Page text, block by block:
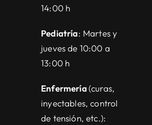
14:00 h
Pediatría: Martes y
jueves de 10:00 a
13:00 h
Enfermería (curas,
inyectables, control
de tensión, etc.):